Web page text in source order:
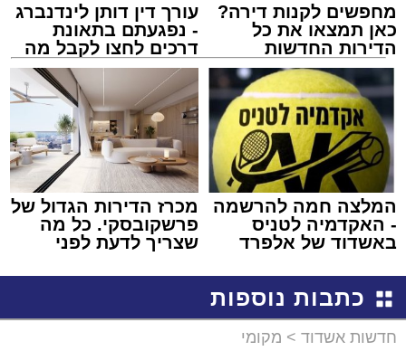
מחפשים לקנות דירה?
כאן תמצאו את כל
הדירות החדשות
למכירה באשדוד >>>
עורך דין דותן לינדנברג
- נפגעתם בתאונת
דרכים לחצו לקבל מה
שמגיע לכם
המלצה חמה להרשמה
- האקדמיה לטניס
באשדוד של אלפרד
מכרז הדירות הגדול של
פרשקובסקי. כל מה
שצריך לדעת לפני
באשדוד
כתבות נוספות
חדשות אשדוד > מקומי